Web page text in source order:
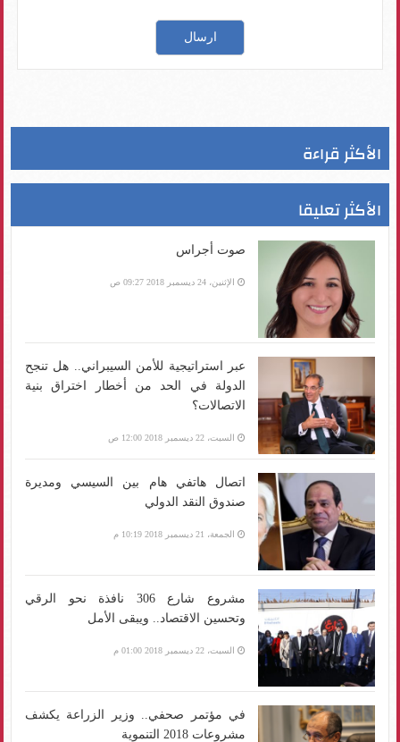
الأكثر قراءة
الأكثر تعليقا
صوت أجراس
الإثنين، 24 ديسمبر 2018 09:27 ص
عبر استراتيجية للأمن السيبراني.. هل تنجح
الدولة في الحد من أخطار اختراق بنية
الاتصالات؟
السبت، 22 ديسمبر 2018 12:00 ص
اتصال هاتفي هام بين السيسي ومديرة
صندوق النقد الدولي
الجمعة، 21 ديسمبر 2018 10:19 م
مشروع شارع 306 نافذة نحو الرقي
وتحسين الاقتصاد.. ويبقى الأمل
السبت، 22 ديسمبر 2018 01:00 م
في مؤتمر صحفي.. وزير الزراعة يكشف
مشروعات 2018 التنموية